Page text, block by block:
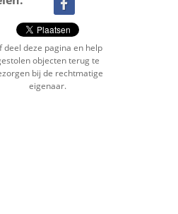
deel deze pagina en help
objecten terug te
bij de rechtmatige
eigenaar.